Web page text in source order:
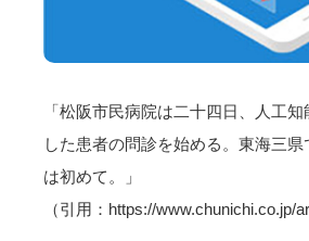
「松阪市民病院は二十四日、人工
した患者の問診を始める。東海三
は初めて。」
（引用：https://www.chunichi.co.jp/